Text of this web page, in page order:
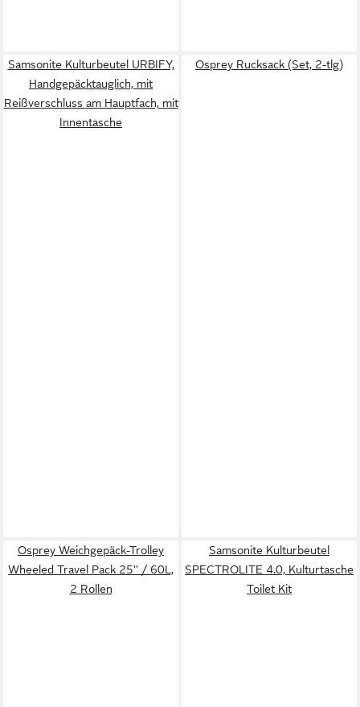
Samsonite Kulturbeutel URBIFY,
Handgepäcktauglich, mit
Reißverschluss am Hauptfach, mit
Innentasche
Osprey Rucksack (Set, 2-tlg)
Osprey Weichgepäck-Trolley
Wheeled Travel Pack 25'' / 60L,
2 Rollen
Samsonite Kulturbeutel
SPECTROLITE 4.0, Kulturtasche
Toilet Kit